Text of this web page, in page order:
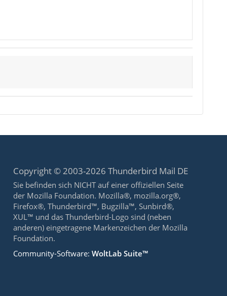
Copyright © 2003-2026 Thunderbird Mail DE
Sie befinden sich NICHT auf einer offiziellen Seite
der Mozilla Foundation. Mozilla®, mozilla.org®,
Firefox®, Thunderbird™, Bugzilla™, Sunbird®,
XUL™ und das Thunderbird-Logo sind (neben
anderen) eingetragene Markenzeichen der Mozilla
Foundation.
Community-Software:WoltLab Suite™